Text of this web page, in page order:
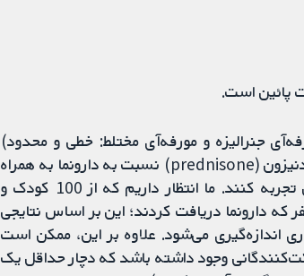
پائین است.
جنرالیزه و مورفه‌آی مختلط: خطی و محدود)
ممکن است با متوتروکسات (methotrexate) خوراکی به همراه پردنیزون (prednisone) نسبت به دارونما به همراه
پردنیزون، بهبود بیشتری را در فعالیت بیماری یا آسیب ناشی از آن تجربه کنند. ما انتظار داریم که از 100 کودک و
67 نفر با متوتروکسات بهبود پیدا کنند، در مقایسه با 29 نفر که دارونما دریافت کردند؛ این بر اساس نتایجی
اندازه‌گیری می‌شود. علاوه بر این، ممکن است
وجود داشته باشد که دچار حداقل یک